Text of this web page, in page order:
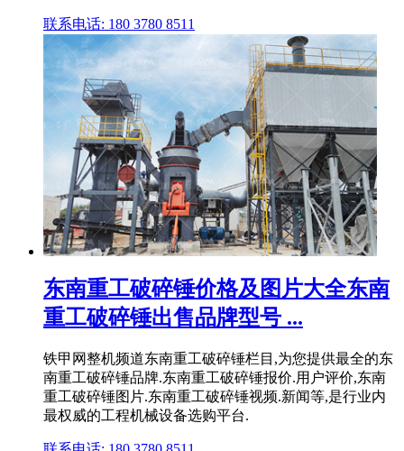
联系电话: 180 3780 8511
东南重工破碎锤价格及图片大全东南
重工破碎锤出售品牌型号 ...
铁甲网整机频道东南重工破碎锤栏目,为您提供最全的东
南重工破碎锤品牌.东南重工破碎锤报价.用户评价,东南
重工破碎锤图片.东南重工破碎锤视频.新闻等,是行业内
最权威的工程机械设备选购平台.